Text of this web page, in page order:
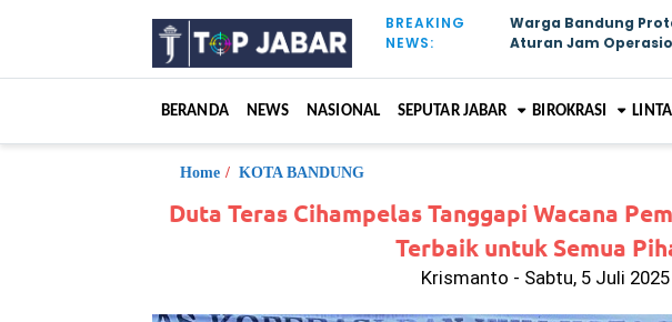
p
c
BREAKING
NEWS:
Warga Bandung
Aturan Jam
BERANDA NEWS NASIONAL SEPUTAR JABAR BIROKRASI
Home / KOTA BANDUNG
Duta Teras Cihampelas Tanggapi Wacana
Terbaik untuk Semua
Krismanto - Sabtu, 5 Juli 2025